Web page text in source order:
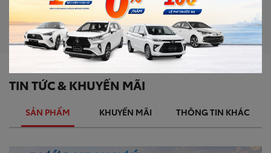
TIN TỨC & KHUYẾN MÃI
SẢN PHẨM KHUYẾN MÃI THÔNG TIN KHÁC